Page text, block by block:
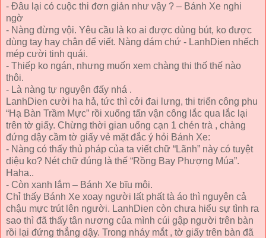
- Đâu lại có cuộc thi đơn giản như vậy ? – Bánh Xe nghi
ngờ
- Nàng đừng vội. Yêu cầu là ko ai được dùng bút, ko được
dùng tay hay chân để viết. Nàng dám chứ - LanhDien nhếch
mép cười tinh quái.
- Thiếp ko ngán, nhưng muốn xem chàng thi thố thế nào
thôi.
- Là nàng tự nguyện đấy nhá .
LanhDien cười ha hả, tức thì cởi đai lưng, thi triển công phu
“Hạ Bàn Trầm Mực” rồi xuống tấn vận công lắc qua lắc lại
trên tờ giấy. Chừng thời gian uống cạn 1 chén trà , chàng
đứng dậy cầm tờ giấy vẻ mặt đắc ý hỏi Bánh Xe:
- Nàng có thấy thủ pháp của ta viết chữ “Lãnh” này có tuyệt
diệu ko? Nét chữ đúng là thế “Rồng Bay Phượng Múa”.
Haha..
- Còn xanh lắm – Bánh Xe bĩu môi.
Chỉ thấy Bánh Xe xoay người lất phất tà áo thì nguyên cả
chậu mực trút lên người. LanhDien còn chưa hiểu sự tình ra
sao thì đã thấy tân nương của mình cúi gập người trên bàn
rồi lại đứng thẳng dậy. Trong nháy mắt , tờ giấy trên bàn đã